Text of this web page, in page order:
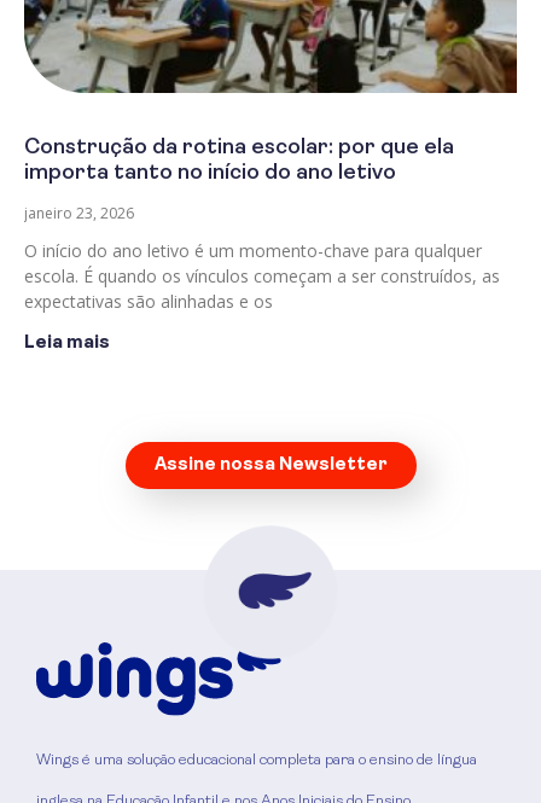
Construção da rotina escolar: por que ela
importa tanto no início do ano letivo
janeiro 23, 2026
O início do ano letivo é um momento-chave para qualquer
escola. É quando os vínculos começam a ser construídos, as
expectativas são alinhadas e os
Leia mais
Assine nossa Newsletter
Wings é uma solução educacional completa para o ensino de língua